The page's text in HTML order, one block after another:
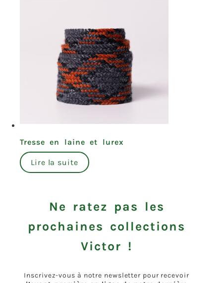
Tresse en laine et lurex
Lire la suite
Ne ratez pas les
prochaines collections
Victor !
Inscrivez-vous à notre newsletter pour recevoir